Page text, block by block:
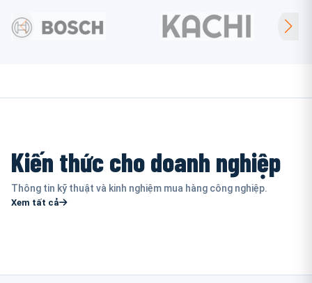
Kiến thức cho doanh nghiệp
Thông tin kỹ thuật và kinh nghiệm mua hàng công nghiệp.
Xem tất cả